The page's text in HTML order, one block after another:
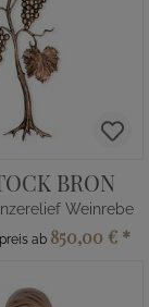
BRON
Weinrebe
ab 850,00 € *